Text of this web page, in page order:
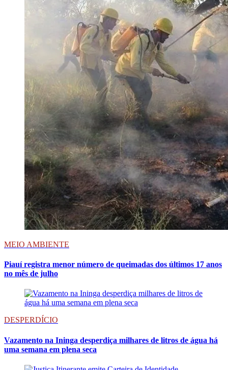
MEIO AMBIENTE
Piauí registra menor número de queimadas dos últimos 17 anos
no mês de julho
DESPERDÍCIO
Vazamento na Ininga desperdiça milhares de litros de água há
uma semana em plena seca